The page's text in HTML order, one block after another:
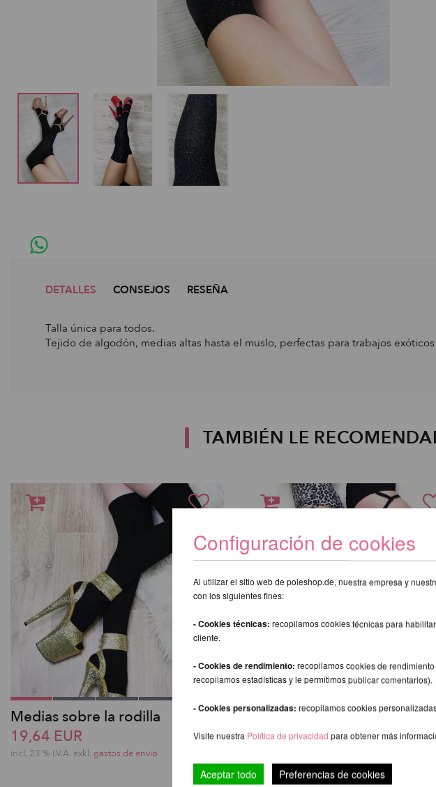
DETALLES CONSEJOS RESEÑA
Talla única para todos.
Tejido de algodón, medias altas hasta el muslo, perfectas para trabajos
TAMBIÉN LE
Medias sobre la rodilla
19,64 EUR
incl. 23 % I.V.A. exkl. gastos de envio
Muslo Medias Altas con
19,64 EUR
Configuración de cookies
Al utilizar el sitio web de poleshop.de, nuestra empresa y
con los siguientes fines:
- Cookies técnicas: recopilamos cookies técnicas para
cliente.
- Cookies de rendimiento: recopilamos cookies de
recopilamos estadísticas y le permitimos publicar comentarios).
- Cookies personalizadas: recopilamos cookies
Visite nuestra Política de privacidad para obtener más
Aceptar todo Preferencias de cookies